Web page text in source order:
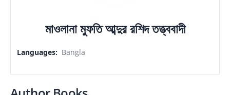
মাওলানা মুফতি আব্দুর রশিদ তত্ত্ববাদী
Languages: Bangla